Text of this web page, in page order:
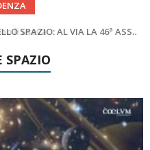
FIRENZE CAPITALE MONDIALE DELLO SPAZIO: AL VIA LA 46ª ASSEMBLEA SCIENTIFICA DEL COSPAR
Agosto 2026
SPAZIO